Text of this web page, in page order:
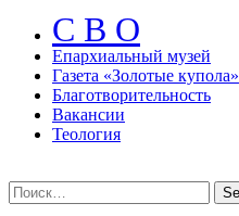
С В О
Епархиальный музeй
Газета «Золотые купола»
Благотворительность
Вакансии
Теология